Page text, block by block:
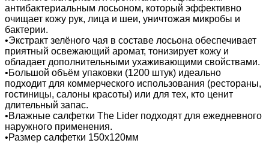
антибактериальным лосьоном, который эффективно
очищает кожу рук, лица и шеи, уничтожая микробы и
бактерии.
•Экстракт зелёного чая в составе лосьона обеспечивает
приятный освежающий аромат, тонизирует кожу и
обладает дополнительными ухаживающими свойствами.
•Большой объём упаковки (1200 штук) идеально
подходит для коммерческого использования (рестораны,
гостиницы, салоны красоты) или для тех, кто ценит
длительный запас.
•Влажные салфетки The Lider подходят для ежедневного
наружного применения.
•Размер салфетки 150х120мм